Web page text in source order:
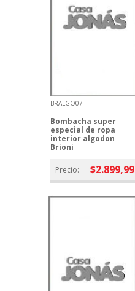
BRALGO07
Bombacha super
especial de ropa
interior algodon
Brioni
Precio: $2.899,99